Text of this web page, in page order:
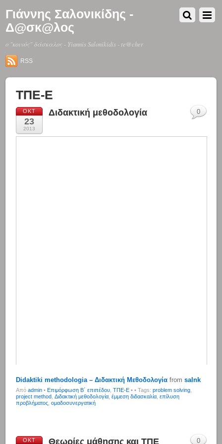
Γιάννης Σαλονικίδης -
Δ@σκ@λος
o "κοινός" δάσκαλος - Yiannis Salonikidis - te@cher
RSS
ΤΠΕ-Ε
ΟΚΤ
23
2013
Διδακτική μεθοδολογία
Didaktiki methodologia – Διδακτική Μεθοδολογία fromsalnk
Απόadmin • Επιμόρφωση Β΄ επιπέδου ,ΤΠΕ-Ε •
0
• Tags:problem solving
project method ,Διδακτική μεθοδολογία ,έμμεση διδασκαλία ,επίλυση
προβλήματος ,ομαδοσυνεργατική
ΟΚΤ Θεωρίες μάθησης και ΤΠΕ 0